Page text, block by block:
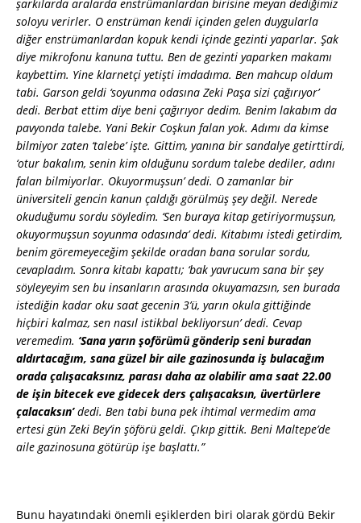
şarkılarda aralarda enstrümanlardan birisine meyan dediğimiz
soloyu verirler. O enstrüman kendi içinden gelen duygularla
diğer enstrümanlardan kopuk kendi içinde gezinti yaparlar. Şak
diye mikrofonu kanuna tuttu. Ben de gezinti yaparken makamı
kaybettim. Yine klarnetçi yetişti imdadıma. Ben mahcup oldum
tabi. Garson geldi ‘soyunma odasına Zeki Paşa sizi çağırıyor’
dedi. Berbat ettim diye beni çağırıyor dedim. Benim lakabım da
pavyonda talebe. Yani Bekir Coşkun falan yok. Adımı da kimse
bilmiyor zaten ‘talebe’ işte. Gittim, yanına bir sandalye getirttirdi,
‘otur bakalım, senin kim olduğunu sordum talebe dediler, adını
falan bilmiyorlar. Okuyormuşsun’ dedi. O zamanlar bir
üniversiteli gencin kanun çaldığı görülmüş şey değil. Nerede
okuduğumu sordu söyledim. ‘Sen buraya kitap getiriyormuşsun,
okuyormuşsun soyunma odasında’ dedi. Kitabımı istedi getirdim,
benim göremeyeceğim şekilde oradan bana sorular sordu,
cevapladım. Sonra kitabı kapattı; ‘bak yavrucum sana bir şey
söyleyeyim sen bu insanların arasında okuyamazsın, sen burada
istediğin kadar oku saat gecenin 3’ü, yarın okula gittiğinde
hiçbiri kalmaz, sen nasıl istikbal bekliyorsun’ dedi. Cevap
veremedim. ‘Sana yarın şoförümü gönderip seni buradan
aldırtacağım, sana güzel bir aile gazinosunda iş bulacağım
orada çalışacaksınız, parası daha az olabilir ama saat 22.00
de işin bitecek eve gidecek ders çalışacaksın, üvertürlere
çalacaksın’dedi. Ben tabi buna pek ihtimal vermedim ama
ertesi gün Zeki Bey’in şöförü geldi. Çıkıp gittik. Beni Maltepe’de
aile gazinosuna götürüp işe başlattı.”
Bunu hayatındaki önemli eşiklerden biri olarak gördü Bekir